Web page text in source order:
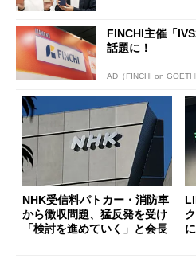
FINCHI主催「
話題に！
AD（FINCHI on
NHK受信料パトカー・消防車
から徴収問題、猛反発を受け
「検討を進めていく」と会長